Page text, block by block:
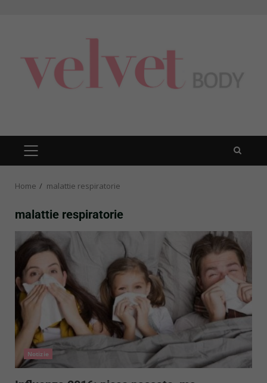
PRIMARY
MENU
Home malattie respiratorie
malattie respiratorie
Notizie